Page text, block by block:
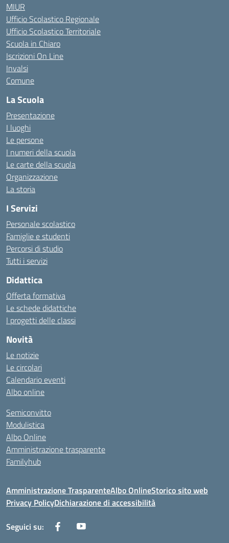
MIUR
Ufficio Scolastico Regionale
Ufficio Scolastico Territoriale
Scuola in Chiaro
Iscrizioni On Line
Invalsi
Comune
La Scuola
Presentazione
I luoghi
Le persone
I numeri della scuola
Le carte della scuola
Organizzazione
La storia
I Servizi
Personale scolastico
Famiglie e studenti
Percorsi di studio
Tutti i servizi
Didattica
Offerta formativa
Le schede didattiche
I progetti delle classi
Novità
Le notizie
Le circolari
Calendario eventi
Albo online
Semiconvitto
Modulistica
Albo Online
Amministrazione trasparente
Familyhub
Amministrazione TrasparenteAlbo OnlineStorico sito web
Privacy PolicyDichiarazione di accessibilità
Seguici su: